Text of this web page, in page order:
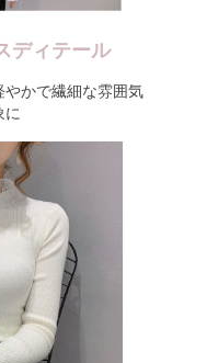
ディテール
やかで繊細な雰囲気
に